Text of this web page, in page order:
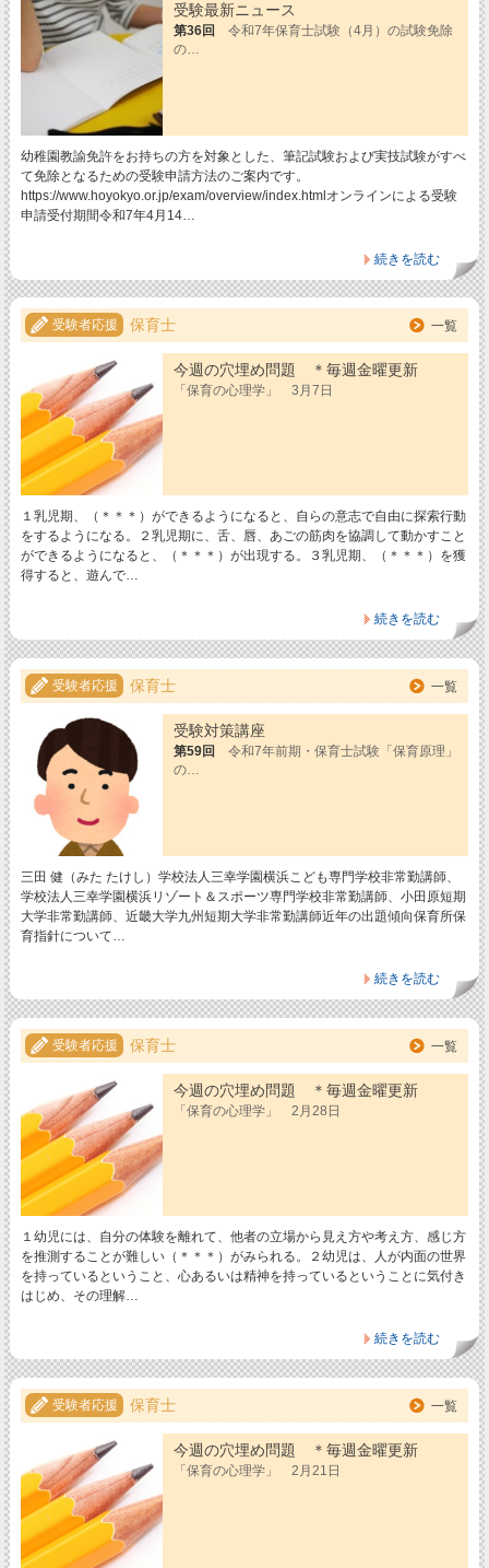
受験最新ニュース
第36回
令和7年保育士試験（4月）の試験免除
の…
幼稚園教諭免許をお持ちの方を対象とした、筆記試験および実技試験がすべ
て免除となるための受験申請方法のご案内です。
https://www.hoyokyo.or.jp/exam/overview/index.htmlオンラインによる受験
申請受付期間令和7年4月14…
続きを読む
受験者応援 保育士 一覧
今週の穴埋め問題 ＊毎週金曜更新
「保育の心理学」 3月7日
１乳児期、（＊＊＊）ができるようになると、自らの意志で自由に探索行動
をするようになる。２乳児期に、舌、唇、あごの筋肉を協調して動かすこと
ができるようになると、（＊＊＊）が出現する。３乳児期、（＊＊＊）を獲
得すると、遊んで…
続きを読む
受験者応援 保育士 一覧
受験対策講座
第59回
令和7年前期・保育士試験「保育原理」
の…
三田 健（みた たけし）学校法人三幸学園横浜こども専門学校非常勤講師、
学校法人三幸学園横浜リゾート＆スポーツ専門学校非常勤講師、小田原短期
大学非常勤講師、近畿大学九州短期大学非常勤講師近年の出題傾向保育所保
育指針について…
続きを読む
受験者応援 保育士 一覧
今週の穴埋め問題 ＊毎週金曜更新
「保育の心理学」 2月28日
１幼児には、自分の体験を離れて、他者の立場から見え方や考え方、感じ方
を推測することが難しい（＊＊＊）がみられる。２幼児は、人が内面の世界
を持っているということ、心あるいは精神を持っているということに気付き
はじめ、その理解…
続きを読む
受験者応援 保育士 一覧
今週の穴埋め問題 ＊毎週金曜更新
「保育の心理学」 2月21日